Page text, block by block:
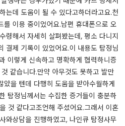
는데 도움이 될 수 있다고​하더라고요.​​​천
를 이용 중이었어요.​남편 휴대폰으로 오
령해서 자세히 살펴봤는데, 평소 다니지​
결제 기록이 있었어요.​이 내용도 탐정님
이렇게 신속하고 명확하게 협력하니​증
같습니다.​만약 아무것도 못하고 발만
을 텐데 다행히 도움을 받아​수월하게
탐정님께서는 수집한 증거들이 충분하
것 같다고​조언해 주셨어요.​​​​​​​​그래서 이혼
와​상담을 진행하였고, 나인큐 탐정사무